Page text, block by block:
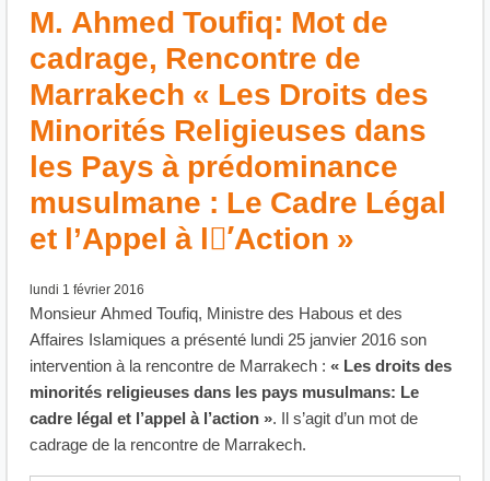
M. Ahmed Toufiq: Mot de
cadrage, Rencontre de
Marrakech « Les Droits des
Minorités Religieuses dans
les Pays à prédominance
musulmane : Le Cadre Légal
et l’Appel à l’َAction »
lundi 1 février 2016
Monsieur Ahmed Toufiq, Ministre des Habous et des
Affaires Islamiques a présenté lundi 25 janvier 2016 son
intervention à la rencontre de Marrakech : « Les droits des
minorités religieuses dans les pays musulmans: Le
cadre légal et l’appel à l’action ». Il s’agit d’un mot de
cadrage de la rencontre de Marrakech.